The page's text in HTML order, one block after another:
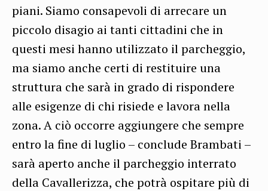
piani. Siamo consapevoli di arrecare un
piccolo disagio ai tanti cittadini che in
questi mesi hanno utilizzato il parcheggio,
ma siamo anche certi di restituire una
struttura che sarà in grado di rispondere
alle esigenze di chi risiede e lavora nella
zona. A ciò occorre aggiungere che sempre
entro la fine di luglio – conclude Brambati –
sarà aperto anche il parcheggio interrato
della Cavallerizza, che potrà ospitare più di